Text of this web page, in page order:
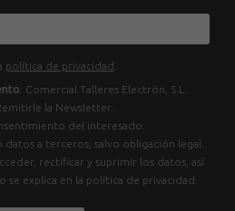
política de privacidad
: Comercial Talleres Electrón, S.L.
la Newsletter.
del interesado.
datos a terceros, salvo obligación legal.
rectificar y suprimir los datos, así
explica en la política de privacidad.